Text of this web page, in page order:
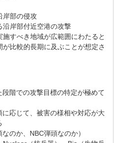
岸部の侵攻
沿岸部付近空港の攻撃
施すべき地域が広範囲にわたると
が比較的長期に及ぶことが想定さ
段階での攻撃目標の特定が極めて
に応じて、被害の様相や対応が大
なのか、NBC弾頭なのか）